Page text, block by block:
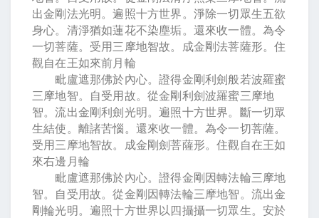
出金剛法光明。遍照十方世界。淨除一切眾生五欲
身心。清淨猶如蓮花不染塵垢。還來收一體。為令
一切菩薩。受用三摩地智故。成金剛法菩薩形。住
觀自在王如來前月輪
毗盧遮那佛於內心。證得金剛利劍般若波羅蜜
三摩地智。自受用故。從金剛利劍波羅蜜三摩地
智。流出金剛利劍光明。遍照十方世界。斷一切眾
生結使。離諸苦惱。還來收一體。為令一切菩薩。
受用三摩地智故。成金剛劍菩薩形。住觀自在王如
來右邊月輪
毗盧遮那佛於內心。證得金剛因轉法輪三摩地
智。自受用故。從金剛因轉法輪三摩地智。流出金
剛輪光明。遍照十方世界以四攝攝一切眾生。安於